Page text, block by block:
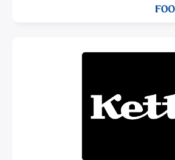
新設自動化ラインの設計・製作・据付か